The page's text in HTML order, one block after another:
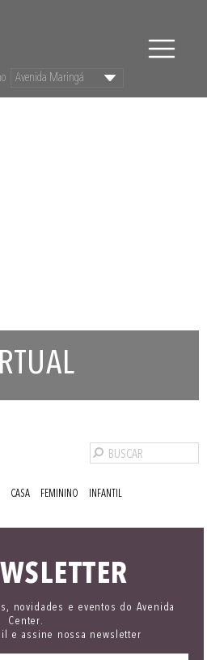
CASA FEMININO INFANTIL
novidades e eventos do Avenida
Center.
e assine nossa newsletter